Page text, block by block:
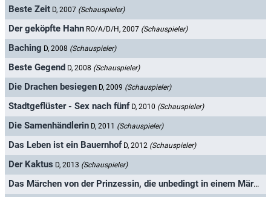
Beste Zeit D, 2007 (Schauspieler)
Der geköpfte Hahn RO/A/D/H, 2007 (Schauspieler)
Baching D, 2008 (Schauspieler)
Beste Gegend D, 2008 (Schauspieler)
Die Drachen besiegen D, 2009 (Schauspieler)
Stadtgeflüster - Sex nach fünf D, 2010 (Schauspieler)
Die Samenhändlerin D, 2011 (Schauspieler)
Das Leben ist ein Bauernhof D, 2012 (Schauspieler)
Der Kaktus D, 2013 (Schauspieler)
Das Märchen von der Prinzessin, die unbedingt in einem Märchen vorkommen wollte